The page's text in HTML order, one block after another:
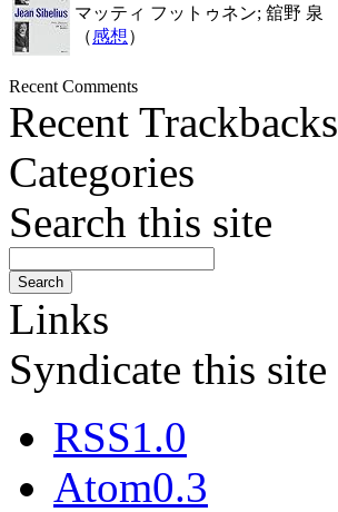
マッティ フットゥネン; 舘野 泉
（感想）
Recent Comments
Recent Trackbacks
Categories
Search this site
Links
Syndicate this site
RSS1.0
Atom0.3